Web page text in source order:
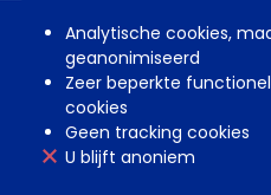
Analytische cookies,
geanonimiseerd
Zeer beperkte
cookies
Geen tracking cookies
U blijft anoniem